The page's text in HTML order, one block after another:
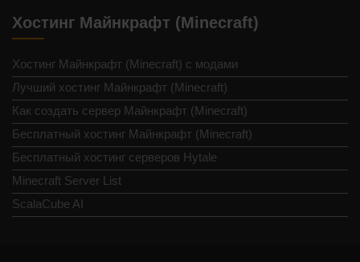
Хостинг Майнкрафт (Minecraft)
Хостинг Майнкрафт (Minecraft) с модами
Лучший хостинг Майнкрафт (Minecraft)
Как создать сервер Майнкрафт (Minecraft)
Бесплатный хостинг Майнкрафт (Minecraft)
Бесплатный хостинг серверов Hytale
Minecraft Server List
ScalaCube AI